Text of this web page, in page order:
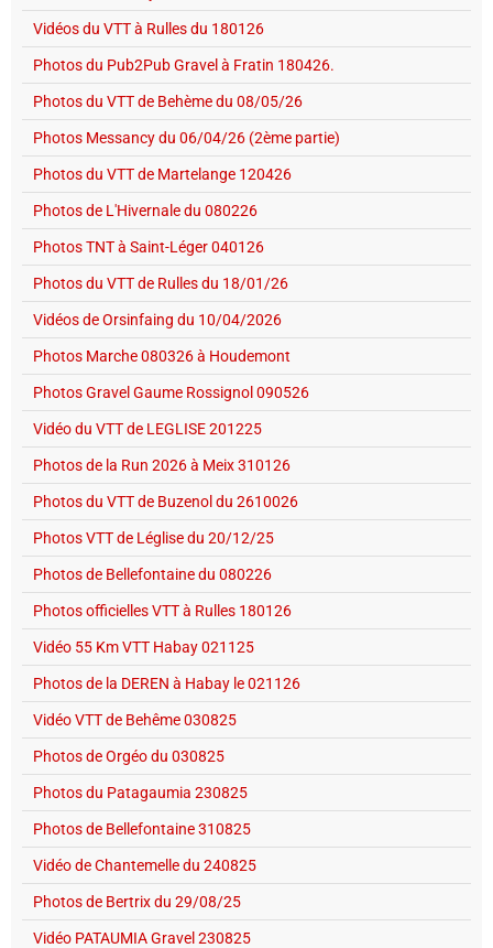
Vidéos du VTT à Rulles du 180126
Photos du Pub2Pub Gravel à Fratin 180426.
Photos du VTT de Behème du 08/05/26
Photos Messancy du 06/04/26 (2ème partie)
Photos du VTT de Martelange 120426
Photos de L'Hivernale du 080226
Photos TNT à Saint-Léger 040126
Photos du VTT de Rulles du 18/01/26
Vidéos de Orsinfaing du 10/04/2026
Photos Marche 080326 à Houdemont
Photos Gravel Gaume Rossignol 090526
Vidéo du VTT de LEGLISE 201225
Photos de la Run 2026 à Meix 310126
Photos du VTT de Buzenol du 2610026
Photos VTT de Léglise du 20/12/25
Photos de Bellefontaine du 080226
Photos officielles VTT à Rulles 180126
Vidéo 55 Km VTT Habay 021125
Photos de la DEREN à Habay le 021126
Vidéo VTT de Behême 030825
Photos de Orgéo du 030825
Photos du Patagaumia 230825
Photos de Bellefontaine 310825
Vidéo de Chantemelle du 240825
Photos de Bertrix du 29/08/25
Vidéo PATAUMIA Gravel 230825